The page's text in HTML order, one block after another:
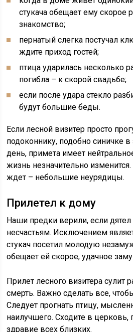
стукача обещает ему скорое
знакомство;
пернатый слегка постучал
ждите приход гостей;
птица ударилась несколько
погибла – к скорой свадьбе;
если после удара стекло
будут большие беды.
Если лесной визитер просто
подоконнику, подобно синичке
день, примета имеет
жизнь незначительно
ждет – небольшие неурядицы.
Прилетел к дому
Наши предки верили, если дятел
несчастьям. Исключением
стукач посетил молодую
обещает ей скорое, удачное
Прилет лесного визитера сулит
смерть. Важно сделать все,
Следует прогнать птицу,
наилучшего. Сходите в церковь,
здравие всех близких.